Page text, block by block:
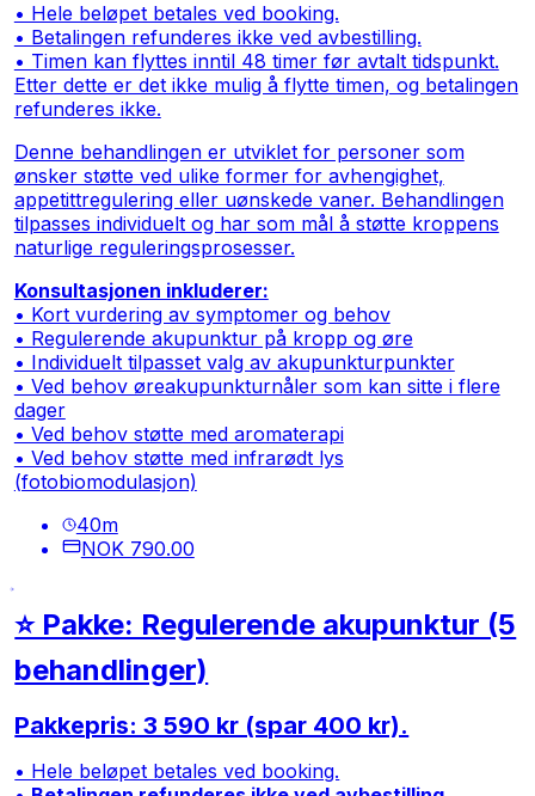
• Hele beløpet betales ved booking.
• Betalingen refunderes ikke ved avbestilling.
• Timen kan flyttes inntil 48 timer før avtalt tidspunkt.
Etter dette er det ikke mulig å flytte timen, og betalingen
refunderes ikke.
Denne behandlingen er utviklet for personer som
ønsker støtte ved ulike former for avhengighet,
appetittregulering eller uønskede vaner. Behandlingen
tilpasses individuelt og har som mål å støtte kroppens
naturlige reguleringsprosesser.
Konsultasjonen inkluderer:
• Kort vurdering av symptomer og behov
• Regulerende akupunktur på kropp og øre
• Individuelt tilpasset valg av akupunkturpunkter
• Ved behov øreakupunkturnåler som kan sitte i flere
dager
• Ved behov støtte med aromaterapi
• Ved behov støtte med infrarødt lys
(fotobiomodulasjon)
40m
NOK 790.00
⭐ Pakke: Regulerende akupunktur (5
behandlinger)
Pakkepris: 3 590 kr (spar 400 kr).
• Hele beløpet betales ved booking.